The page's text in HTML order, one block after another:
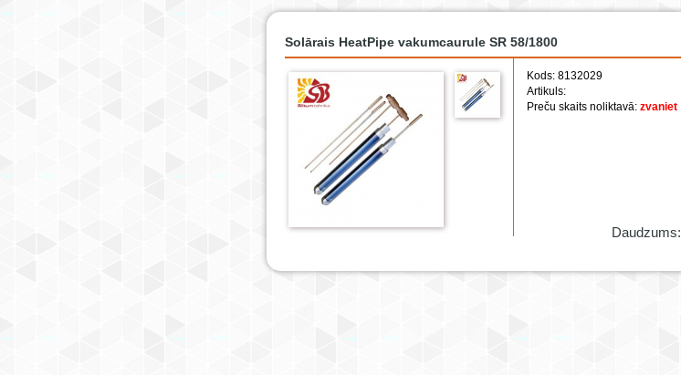
Solārais HeatPipe vakumcaurule SR 58/1800
Kods: 8132029
Artikuls:
Preču skaits noliktavā: zvaniet
Daudzums: